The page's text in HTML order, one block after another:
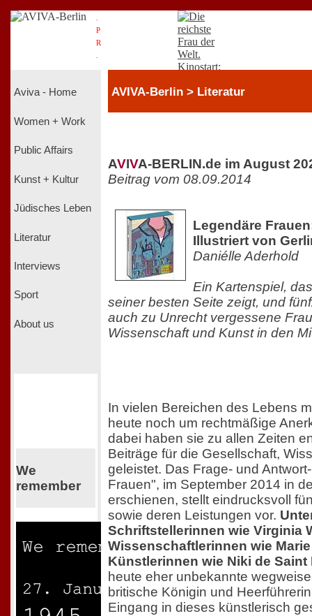
P
R
Aviva - Home
Women + Work
Public Affairs
Kunst + Kultur
Jüdisches Leben
Literatur
Interviews
Sport
About us
We
remember
AVIVA-Berlin > Literatur
AVIVA-BERLIN.de im August
Beitrag vom 08.09.2014
Legendäre
Illustriert von
Daniélle Aderhold
Ein Kartenspiel,
seiner besten Seite zeigt, und
auch zu Unrecht vergessene
Wissenschaft und Kunst in den
In vielen Bereichen des Lebens
heute noch um rechtmäßige
dabei haben sie zu allen Zeiten
Beiträge für die Gesellschaft,
geleistet. Das Frage- und
Frauen", im September 2014 in
erschienen, stellt eindrucksvoll
sowie deren Leistungen vor.
Schriftstellerinnen wie Virginia
Wissenschaftlerinnen wie
Künstlerinnen wie Niki de Saint
heute eher unbekannte
britische Königin und
Eingang in dieses künstlerisch